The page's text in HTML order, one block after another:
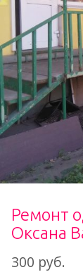
Ремонт
Оксана
300 руб.